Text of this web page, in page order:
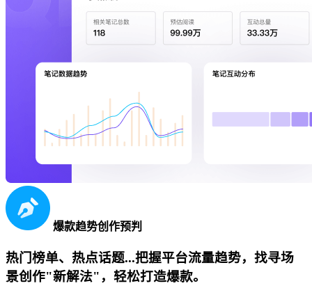
爆款趋势创作预判
热门榜单、热点话题...把握平台流量趋势，找寻场
景创作"新解法"，轻松打造爆款。